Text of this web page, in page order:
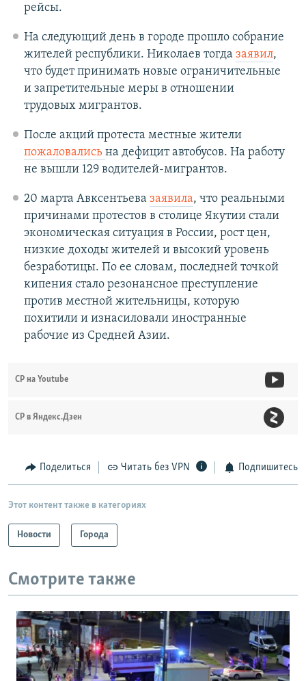
рейсы.
На следующий день в городе прошло собрание
жителей республики. Николаев тогда заявил,
что будет принимать новые ограничительные
и запретительные меры в отношении
трудовых мигрантов.
После акций протеста местные жители
пожаловались на дефицит автобусов. На работу
не вышли 129 водителей-мигрантов.
20 марта Авксентьева заявила, что реальными
причинами протестов в столице Якутии стали
экономическая ситуация в России, рост цен,
низкие доходы жителей и высокий уровень
безработицы. По ее словам, последней точкой
кипения стало резонансное преступление
против местной жительницы, которую
похитили и изнасиловали иностранные
рабочие из Средней Азии.
СР на Youtube
СР в Яндекс.Дзен
Поделиться Читать без VPN Подпишитесь
Этот контент также в категориях
Новости Города
Смотрите также